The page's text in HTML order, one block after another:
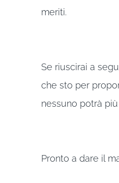
meriti.
Se riuscirai a
che sto per
nessuno potrà
Pronto a dare il